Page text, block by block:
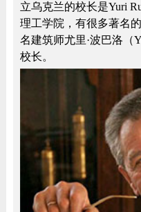
立乌克兰的校长是Yuri
理工学院，有很多著名
名建筑师尤里·波巴洛（
校长。